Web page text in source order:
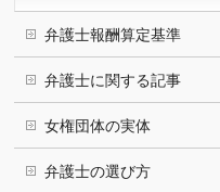
弁護士報酬算定基準
弁護士に関する記事
女権団体の実体
弁護士の選び方